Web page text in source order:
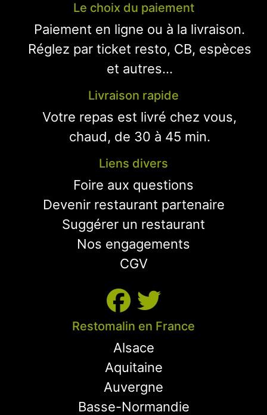
Le choix du paiement
Paiement en ligne ou à la livraison.
Réglez par ticket resto, CB, espèces
et autres...
Livraison rapide
Votre repas est livré chez vous,
chaud, de 30 à 45 min.
Liens divers
Foire aux questions
Devenir restaurant partenaire
Suggérer un restaurant
Nos engagements
CGV
Restomalin en France
Alsace
Aquitaine
Auvergne
Basse-Normandie